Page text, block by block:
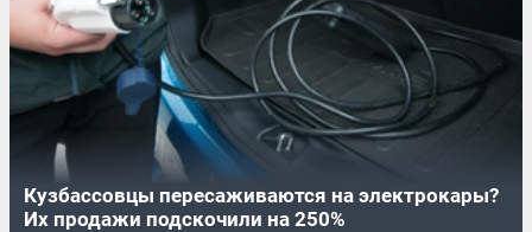
Кузбассовцы пересаживаются на электрокары?
Их продажи подскочили на 250%